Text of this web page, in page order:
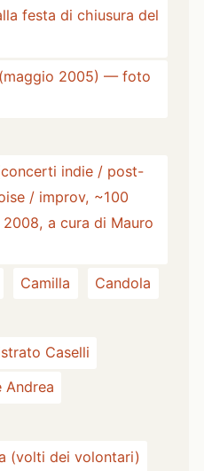
festa di chiusura del
2005) — foto
indie / post-
/ improv, ~100
a cura di Mauro
Camilla
Candola
Caselli
Andrea
(volti dei volontari)